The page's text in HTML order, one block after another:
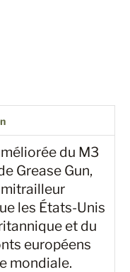
du M3
Grease Gun,
les États-Unis
et du
européens
mondiale.